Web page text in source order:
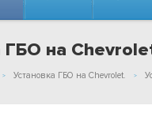
ГБО на
Установка ГБО на Chevrolet.